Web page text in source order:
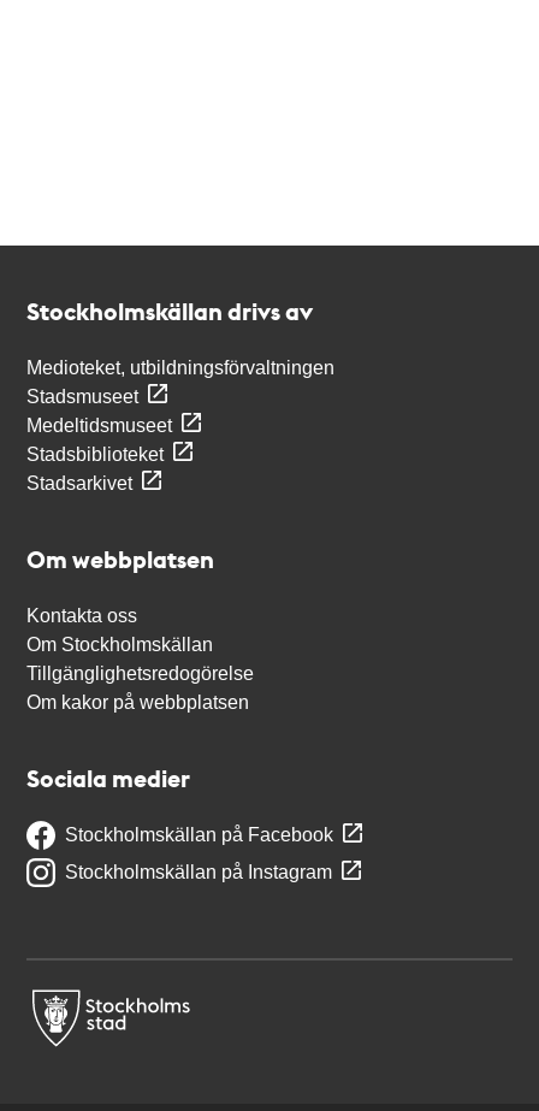
Stockholmskällan drivs av
Medioteket, utbildningsförvaltningen
Stadsmuseet
Medeltidsmuseet
Stadsbiblioteket
Stadsarkivet
Om webbplatsen
Kontakta oss
Om Stockholmskällan
Tillgänglighetsredogörelse
Om kakor på webbplatsen
Sociala medier
Stockholmskällan på Facebook
Stockholmskällan på Instagram